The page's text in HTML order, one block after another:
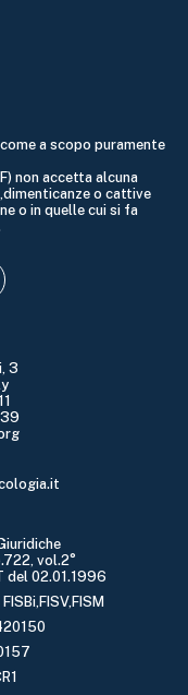
3
vol.2°
del 02.01.1996
a scopo puramente
non accetta alcuna
o cattive
o in quelle cui si fa